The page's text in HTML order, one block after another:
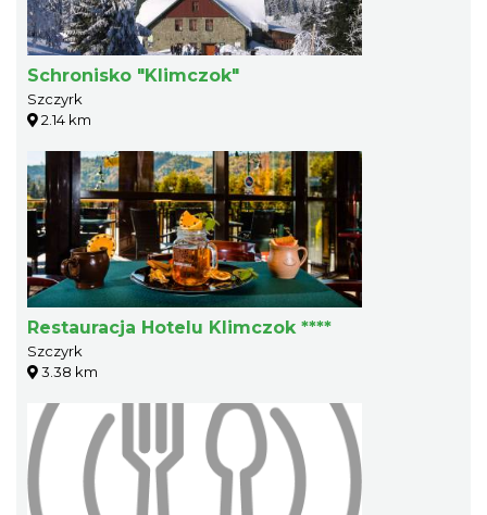
Schronisko "Klimczok"
Szczyrk
2.14 km
Restauracja Hotelu Klimczok ****
Szczyrk
3.38 km